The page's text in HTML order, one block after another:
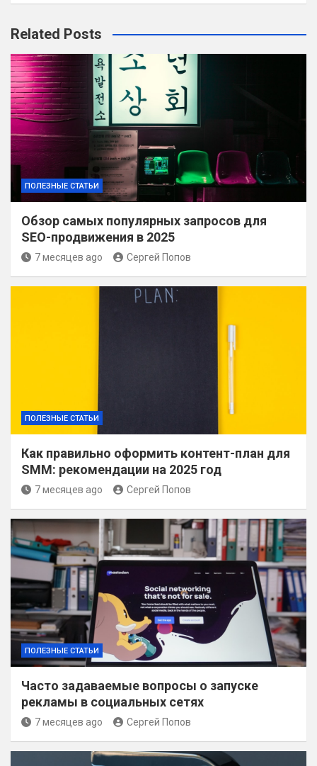
Related Posts
ПОЛЕЗНЫЕ СТАТЬИ
Обзор самых популярных запросов для
SEO-продвижения в 2025
7 месяцев ago Сергей Попов
ПОЛЕЗНЫЕ СТАТЬИ
Как правильно оформить контент-план для
SMM: рекомендации на 2025 год
7 месяцев ago Сергей Попов
ПОЛЕЗНЫЕ СТАТЬИ
Часто задаваемые вопросы о запуске
рекламы в социальных сетях
7 месяцев ago Сергей Попов